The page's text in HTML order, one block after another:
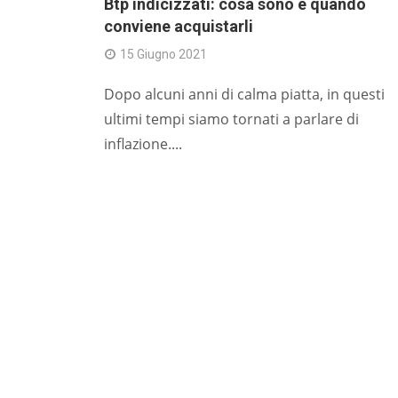
conviene acquistarli
15 Giugno 2021
Dopo alcuni anni di calma piatta, in questi
ultimi tempi siamo tornati a parlare di
inflazione....